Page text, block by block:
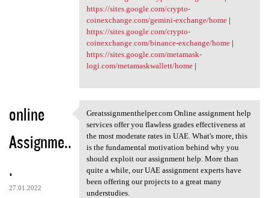
https://sites.google.com/crypto-
coinexchange.com/gemini-exchange/home|
https://sites.google.com/crypto-
coinexchange.com/binance-exchange/home|
https://sites.google.com/metamask-
logi.com/metamaskwallett/home|
online
Assignme..
.
27.01.2022
Greatssignmenthelper.com
Greatssignmenthelper.com Online assignment help
services offer you flawless grades effectiveness at
the most moderate rates in UAE. What's more, this
is the fundamental motivation behind why you
should exploit our assignment help. More than
quite a while, our UAE assignment experts have
been offering our projects to a great many
understudies.